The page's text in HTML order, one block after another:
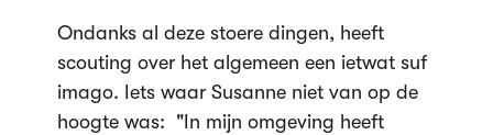
Ondanks al deze stoere dingen, heeft
scouting over het algemeen een ietwat suf
imago. Iets waar Susanne niet van op de
hoogte was: "In mijn omgeving heeft